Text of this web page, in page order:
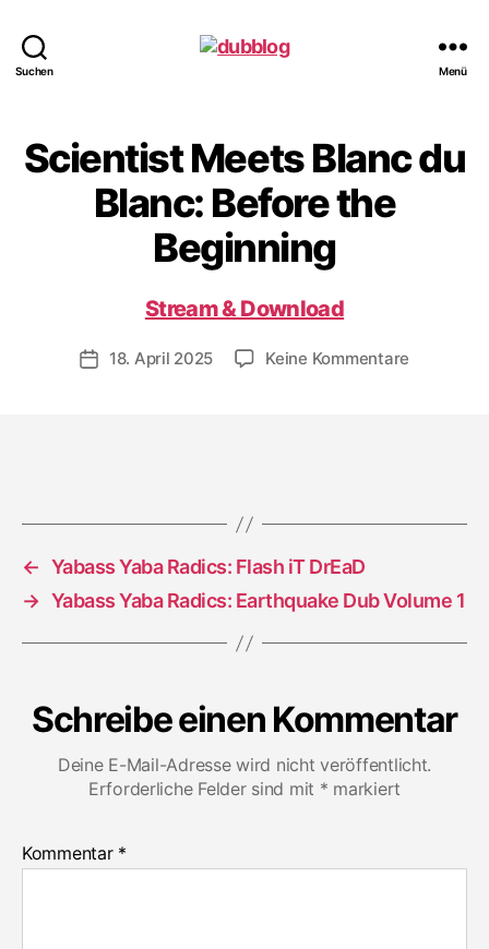
Suchen Menü
Scientist Meets Blanc du
Blanc: Before the
Beginning
Stream & Download
Veröffentlichungsdatum
18. April 2025 Keine Kommentare
the
← Yabass Yaba Radics: Flash iT DrEaD
→ Yabass Yaba Radics: Earthquake Dub Volume 1
Schreibe einen Kommentar
Deine E-Mail-Adresse wird nicht veröffentlicht.
Erforderliche Felder sind mit * markiert
Kommentar *